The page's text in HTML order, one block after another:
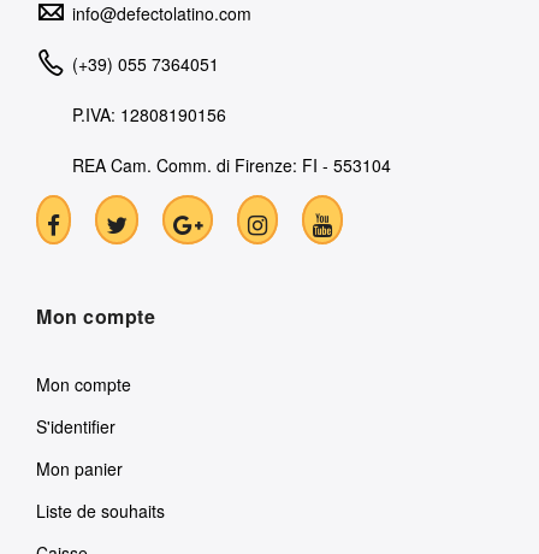
info@defectolatino.com
(+39) 055 7364051
P.IVA: 12808190156
REA Cam. Comm. di Firenze: FI - 553104
Mon compte
Mon compte
S'identifier
Mon panier
Liste de souhaits